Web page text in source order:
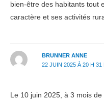
bien-être des habitants tout
caractère et ses activités
BRUNNER ANNE
22 JUIN 2025 À 20 H 31
Le 10 juin 2025, à 3 mois